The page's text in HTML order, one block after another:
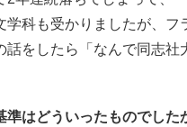
学科も受かりましたが、
話をしたら「なんで同志社
はどういったものでした